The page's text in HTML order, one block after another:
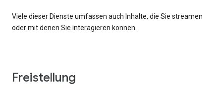
Viele dieser Dienste umfassen auch Inhalte, die Sie streamen
oder mit denen Sie interagieren können.
Freistellung